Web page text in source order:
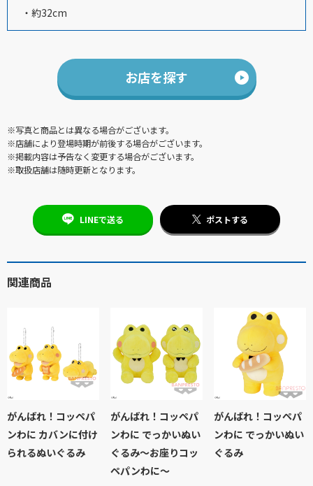
・約32cm
お店を探す
※写真と商品とは異なる場合がございます。
※店舗により登場時期が前後する場合がございます。
※掲載内容は予告なく変更する場合がございます。
※取扱店舗は随時更新となります。
LINEで送る ポストする
関連商品
がんばれ！コッペパ
ンわに カバンに付け
られるぬいぐるみ
がんばれ！コッペパ
ンわに でっかいぬい
ぐるみ～お座りコッ
ペパンわに～
がんばれ！コッペパ
ンわに でっかいぬい
ぐるみ